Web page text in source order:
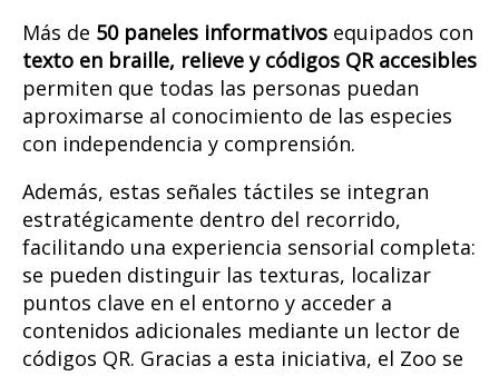
Más de 50 paneles informativos equipados con
texto en braille, relieve y códigos QR accesibles
permiten que todas las personas puedan
aproximarse al conocimiento de las especies
con independencia y comprensión.
Además, estas señales táctiles se integran
estratégicamente dentro del recorrido,
facilitando una experiencia sensorial completa:
se pueden distinguir las texturas, localizar
puntos clave en el entorno y acceder a
contenidos adicionales mediante un lector de
códigos QR. Gracias a esta iniciativa, el Zoo se